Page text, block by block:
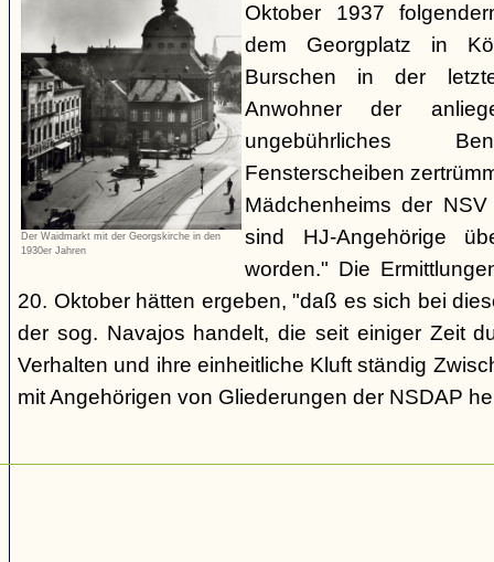
Der Waidmarkt mit der Georgskirche in den
1930er Jahren
Oktober 1937
dem Georgplatz in
Burschen in der
Anwohner der
ungebührliches
Fensterscheiben
Mädchenheims der
sind HJ-Angehörige
worden." Die
20. Oktober hätten ergeben, "daß es sich bei
der sog. Navajos handelt, die seit einiger Zeit
Verhalten und ihre einheitliche Kluft ständig
mit Angehörigen von Gliederungen der NSDAP